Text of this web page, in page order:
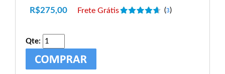
R$275,00 Frete Grátis (3)
Qte: